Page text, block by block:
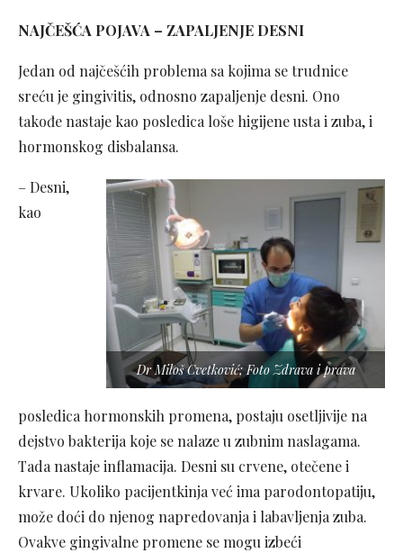
NAJČEŠĆA POJAVA – ZAPALJENJE DESNI
Jedan od najčešćih problema sa kojima se trudnice
sreću je gingivitis, odnosno zapaljenje desni. Ono
takođe nastaje kao posledica loše higijene usta i zuba, i
hormonskog disbalansa.
Dr Miloš Cvetković; Foto Zdrava i prava
– Desni,
kao
posledica hormonskih promena, postaju osetljivije na
dejstvo bakterija koje se nalaze u zubnim naslagama.
Tada nastaje inflamacija. Desni su crvene, otečene i
krvare. Ukoliko pacijentkinja već ima parodontopatiju,
može doći do njenog napredovanja i labavljenja zuba.
Ovakve gingivalne promene se mogu izbeći